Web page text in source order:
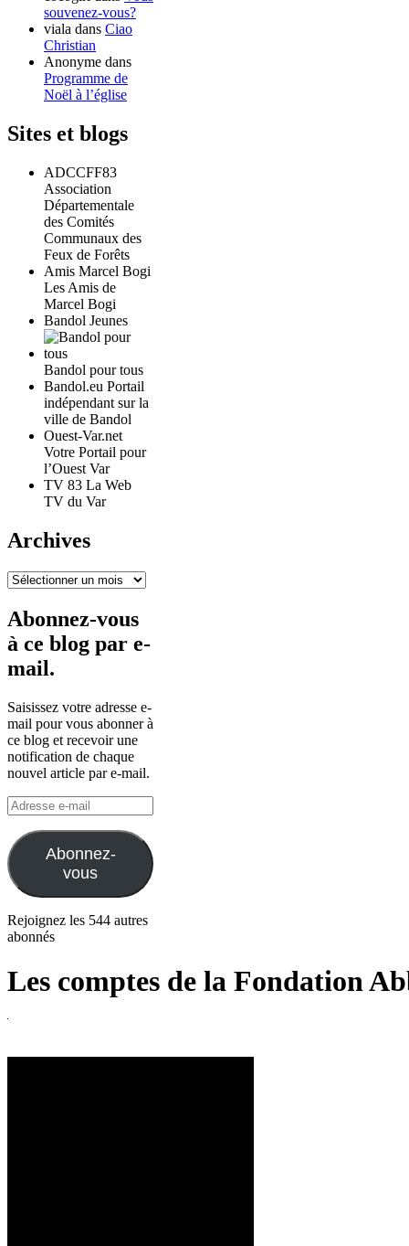
souvenez-vous?
viala dans Ciao
Christian
Anonyme dans
Programme de
Noël à l’église
Sites et blogs
ADCCFF83
Association
Départementale
des Comités
Communaux des
Feux de Forêts
Amis Marcel Bogi
Les Amis de
Marcel Bogi
Bandol Jeunes
Bandol pour tous
Bandol.eu Portail
indépendant sur la
ville de Bandol
Ouest-Var.net
Votre Portail pour
l’Ouest Var
TV 83 La Web
TV du Var
Archives
Archives
Abonnez-vous
à ce blog par e-
mail.
Saisissez votre adresse e-
mail pour vous abonner à
ce blog et recevoir une
notification de chaque
nouvel article par e-mail.
Adresse
e-
mail
Abonnez-
vous
Rejoignez les 544 autres
abonnés
Les comptes de la Fondation